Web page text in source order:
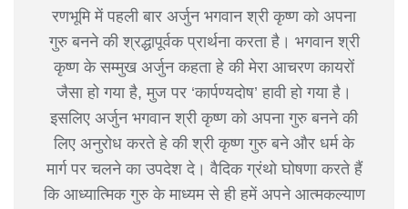
रणभूमि में पहली बार अर्जुन भगवान श्री कृष्ण को अपना
गुरु बनने की श्रद्धापूर्वक प्रार्थना करता है। भगवान श्री
कृष्ण के सम्मुख अर्जुन कहता हे की मेरा आचरण कायरों
जैसा हो गया है, मुज पर ‘कार्पण्यदोष’ हावी हो गया है।
इसलिए अर्जुन भगवान श्री कृष्ण को अपना गुरु बनने की
लिए अनुरोध करते हे की श्री कृष्ण गुरु बने और धर्म के
मार्ग पर चलने का उपदेश दे। वैदिक ग्रंथो घोषणा करते हैं
कि आध्यात्मिक गुरु के माध्यम से ही हमें अपने आत्मकल्याण